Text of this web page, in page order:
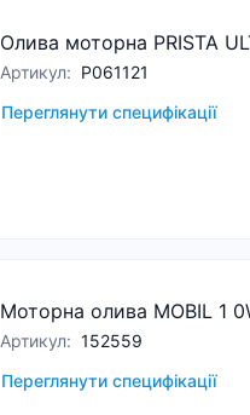
Олива моторна PRISTA
Артикул: P061121
Переглянути специфікації
Моторна олива MOBIL 1
Артикул: 152559
Переглянути специфікації